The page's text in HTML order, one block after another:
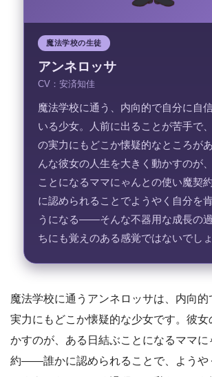
魔法学校の生徒
アンネロッサ
CV：安済知佳
魔法学校に通う、内向的で自分に自
いる少女。人前に出ることが苦手で
の実力にもどこか懐疑的なところが
んな彼女の人生を大きく動かすのが
ことになるママにゃんとの使い魔契
に認められることでようやく自分を
うになる――そんな不器用な成長の
ちにも覚えのある感覚ではないでしょ
魔法学校に通うアンネロッサは、内向
実力にもどこか懐疑的な少女です。彼女
かすのが、ある日結ぶことになるママに
約――誰かに認められることで、ようや